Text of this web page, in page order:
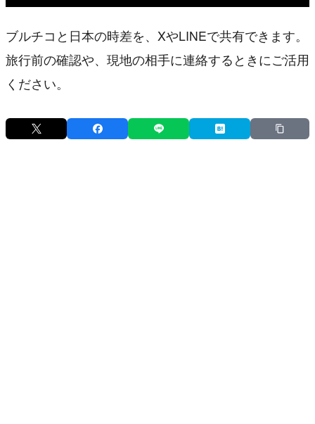
ブルチコと日本の時差を、XやLINEで共有できます。
旅行前の確認や、現地の相手に連絡するときにご活用
ください。